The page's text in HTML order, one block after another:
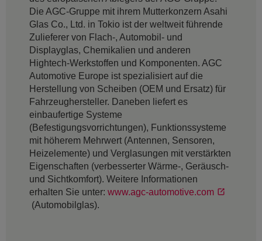
Die AGC-Gruppe mit ihrem Mutterkonzern Asahi
Glas Co., Ltd. in Tokio ist der weltweit führende
Zulieferer von Flach-, Automobil- und
Displayglas, Chemikalien und anderen
Hightech-Werkstoffen und Komponenten. AGC
Automotive Europe ist spezialisiert auf die
Herstellung von Scheiben (OEM und Ersatz) für
Fahrzeughersteller. Daneben liefert es
einbaufertige Systeme
(Befestigungsvorrichtungen), Funktionssysteme
mit höherem Mehrwert (Antennen, Sensoren,
Heizelemente) und Verglasungen mit verstärkten
Eigenschaften (verbesserter Wärme-, Geräusch-
und Sichtkomfort). Weitere Informationen
erhalten Sie unter: www.agc-automotive.com
(Automobilglas).